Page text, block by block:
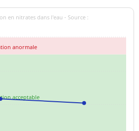
acceptable
anormale
en nitrates dans l'eau - Source :